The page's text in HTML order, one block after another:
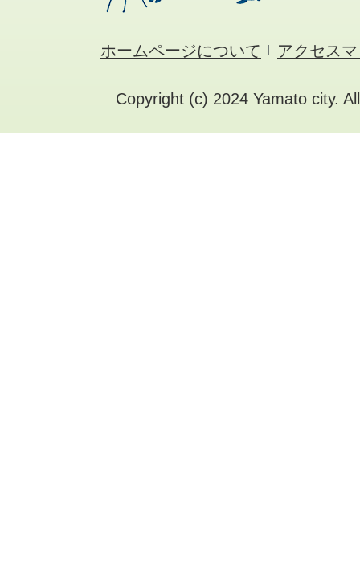
ホームページについて アクセス
Copyright (c) 2024 Yamato city.